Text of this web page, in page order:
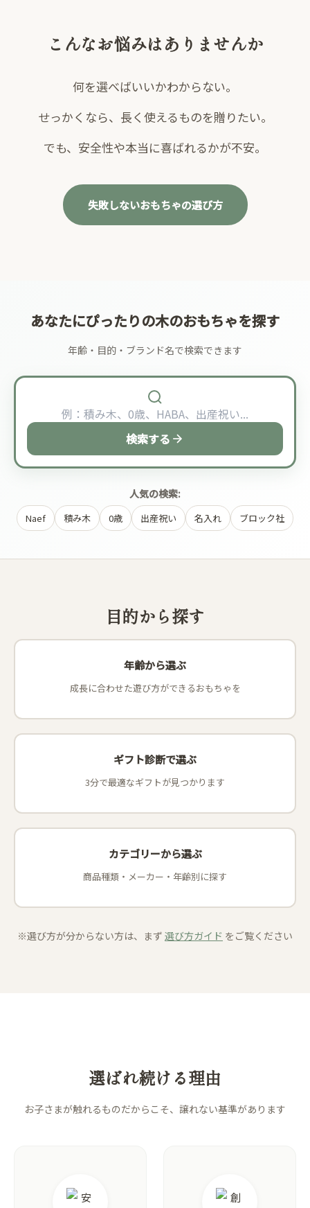
こんなお悩みはありませんか
何を選べばいいかわからない。
せっかくなら、長く使えるものを贈りたい。
でも、安全性や本当に喜ばれるかが不安。
失敗しないおもちゃの選び方
あなたにぴったりの木のおもちゃを探す
年齢・目的・ブランド名で検索できます
検索する
人気の検索:
Naef 積み木 0歳 出産祝い 名入れ ブロック社
目的から探す
年齢から選ぶ
成長に合わせた遊び方ができるおもちゃを
ギフト診断で選ぶ
3分で最適なギフトが見つかります
カテゴリーから選ぶ
商品種類・メーカー・年齢別に探す
※選び方が分からない方は、まず 選び方ガイド をご覧ください
選ばれ続ける理由
お子さまが触れるものだからこそ、譲れない基準があります